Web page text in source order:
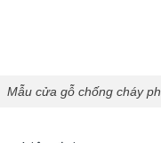
Mẫu cửa gỗ chống cháy